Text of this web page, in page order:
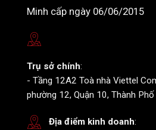
Minh cấp ngày 06/06/2015
Trụ sở chính:
- Tầng 12A2 Toà nhà Viettel
phường 12, Quận 10, Thành
Địa điểm kinh doanh: